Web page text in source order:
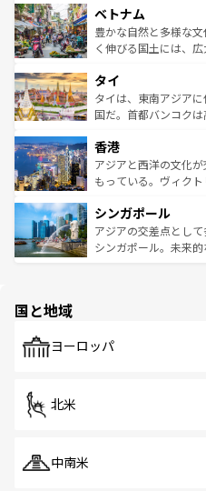
参照してほしい。
容にもいいと評判のス
が味わえる。
照してほしい。
き、地方に足を延ばせ
できる。そして、キ
まで、さまざまな韓
リティに包まれながら
わ
覧を参照してほしい。
ベトナム
豊かな自然と多様な
く伸びる国土には、
急速な発展と共に伝統
ーチミン市のフラン
醸し出している。ま
とつ。フォーやバイン
ひ現地で味わいたい
が旅行者を迎えてく
参照してほしい。
タイ
タイは、東南アジア
国だ。首都バンコク
の活気が交差している
帯で自然と触れ合い
いビーチでリゾート
激する。気候は一年中
が待っている。親し
た文化、そして多様
香港
アジアと西洋の文化
もっている。ヴィク
み、どこを訪れても感
ており、効率よく見
うな絶景から文化的
シンガポール
アジアの交差点とし
シンガポール。未来
で、ホーカーズは地元
国と地域
ヨーロッパ
北米
中南米